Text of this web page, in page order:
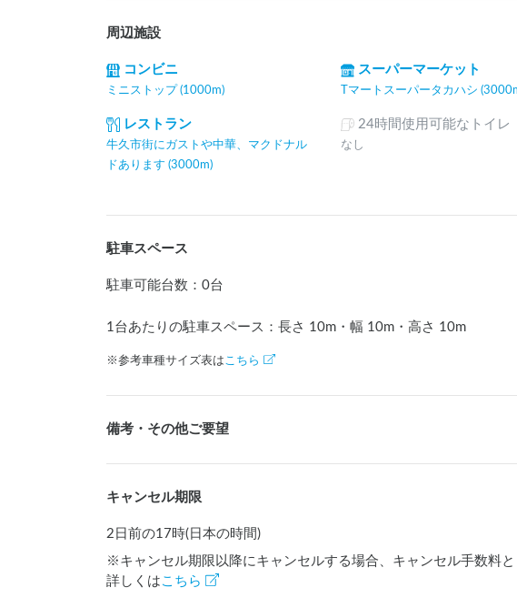
周辺施設
コンビニ
ミニストップ (1000m)
スーパーマーケット
Tマートスーパータカハシ
レストラン
牛久市街にガストや中華、マクドナル
ドあります (3000m)
24時間使用可能なトイレ
なし
駐車スペース
駐車可能台数 ： 0台
1台あたりの駐車スペース：長さ 10m ・幅 10m ・高さ 10m
※参考車種サイズ表はこちら
備考・その他ご要望
キャンセル期限
2日前の17時(日本の時間)
※キャンセル期限以降にキャンセルする場合、キャンセル手数料
詳しくは こちら